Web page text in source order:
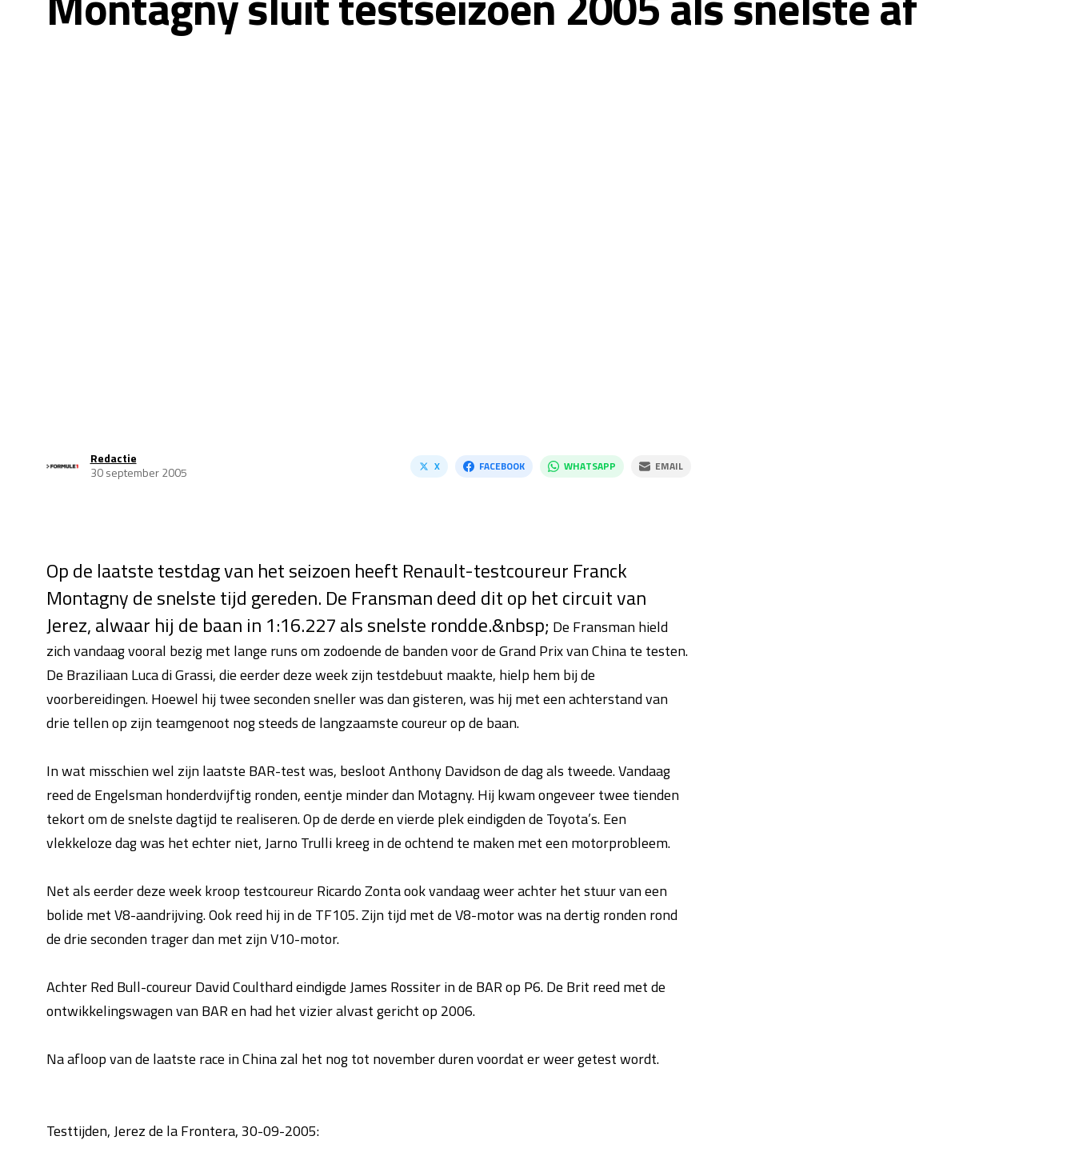
Redactie
30 september 2005
X FACEBOOK WHATSAPP EMAIL
Op de laatste testdag van het seizoen heeft Renault-testcoureur Franck
Montagny de snelste tijd gereden. De Fransman deed dit op het circuit van
Jerez, alwaar hij de baan in 1:16.227 als snelste rondde.&nbsp; De Fransman hield
zich vandaag vooral bezig met lange runs om zodoende de banden voor de Grand Prix van China te testen.
De Braziliaan Luca di Grassi, die eerder deze week zijn testdebuut maakte, hielp hem bij de
voorbereidingen. Hoewel hij twee seconden sneller was dan gisteren, was hij met een achterstand van
drie tellen op zijn teamgenoot nog steeds de langzaamste coureur op de baan.
In wat misschien wel zijn laatste BAR-test was, besloot Anthony Davidson de dag als tweede. Vandaag
reed de Engelsman honderdvijftig ronden, eentje minder dan Motagny. Hij kwam ongeveer twee tienden
tekort om de snelste dagtijd te realiseren. Op de derde en vierde plek eindigden de Toyota’s. Een
vlekkeloze dag was het echter niet, Jarno Trulli kreeg in de ochtend te maken met een motorprobleem.
Net als eerder deze week kroop testcoureur Ricardo Zonta ook vandaag weer achter het stuur van een
bolide met V8-aandrijving. Ook reed hij in de TF105. Zijn tijd met de V8-motor was na dertig ronden rond
de drie seconden trager dan met zijn V10-motor.
Achter Red Bull-coureur David Coulthard eindigde James Rossiter in de BAR op P6. De Brit reed met de
ontwikkelingswagen van BAR en had het vizier alvast gericht op 2006.
Na afloop van de laatste race in China zal het nog tot november duren voordat er weer getest wordt.
Testtijden, Jerez de la Frontera, 30-09-2005: